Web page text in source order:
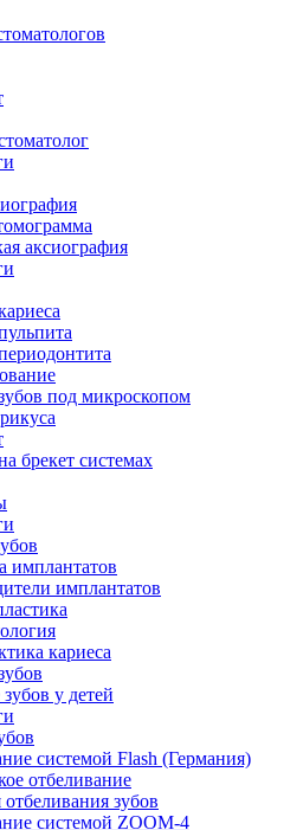
аксиография
под микроскопом
брекет системах
имплантатов
имплантатов
кариеса
у детей
системой Flash (Германия)
отбеливание
зубов
системой ZOOM-4